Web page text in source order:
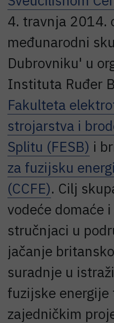
4. travnja 2014.
međunarodni
Dubrovniku' u
Instituta Ruđer
Fakulteta
strojarstva i
Splitu (FESB) i
za fuzijsku
(CCFE). Cilj
vodeće domaće
stručnjaci u
jačanje
suradnje u
fuzijske
zajedničkim